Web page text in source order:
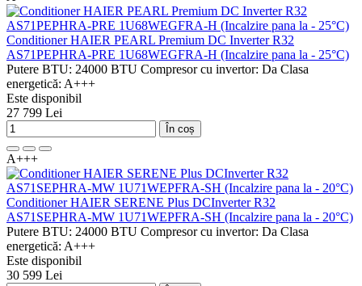
Conditioner HAIER PEARL Premium DC Inverter R32
AS71PEPHRA-PRE 1U68WEGFRA-H (Incalzire pana la - 25°C)
Putere BTU: 24000 BTU Compresor cu invertor: Da Clasa
energetică: A+++
Este disponibil
27 799 Lei
În coș
A+++
Conditioner HAIER SERENE Plus DCInverter R32
AS71SEPHRA-MW 1U71WEPFRA-SH (Incalzire pana la - 20°C)
Putere BTU: 24000 BTU Compresor cu invertor: Da Clasa
energetică: A+++
Este disponibil
30 599 Lei